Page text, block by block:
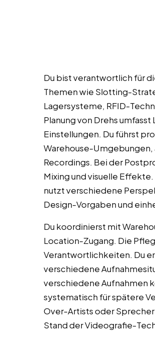
Du bist verantwortlich für
Themen wie Slotting-
Lagersysteme, RFID-
Planung von Drehs
Einstellungen. Du führst
Warehouse-
Recordings. Bei der
Mixing und visuelle
nutzt verschiedene
Design-Vorgaben und
Du koordinierst mit
Location-Zugang. Die
Verantwortlichkeiten. Du
verschiedene
verschiedene Aufnahmen
systematisch für spätere
Over-Artists oder
Stand der Videografie-